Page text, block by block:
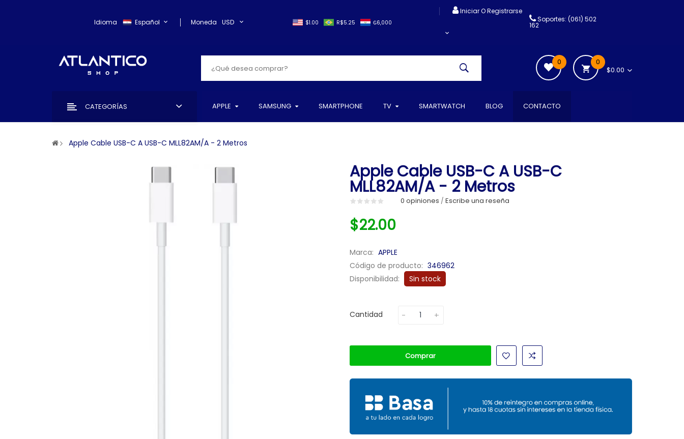
Idioma Español Moneda USD $1.00 ₲6,000
R$5.25
Iniciar O Registrarse
Soportes: (061) 502
162
0
$0.00
0
CATEGORÍAS APPLE SAMSUNG SMARTPHONE TV SMARTWATCH BLOG CONTACTO
Apple Cable USB-C A USB-C MLL82AM/A - 2 Metros
Apple Cable USB-C A USB-C
MLL82AM/A - 2 Metros
0 opiniones / Escribe una reseña
$22.00
Marca: APPLE
Código de producto: 346962
Disponibilidad:
Sin stock
Cantidad
Comprar